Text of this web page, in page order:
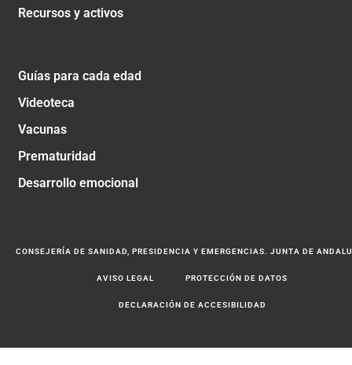
Recursos y activos
Guías para cada edad
Videoteca
Vacunas
Prematuridad
Desarrollo emocional
CONSEJERÍA DE SANIDAD, PRESIDENCIA Y EMERGENCIAS. JUNTA DE
AVISO LEGAL PROTECCIÓN DE DATOS
DECLARACIÓN DE ACCESIBILIDAD